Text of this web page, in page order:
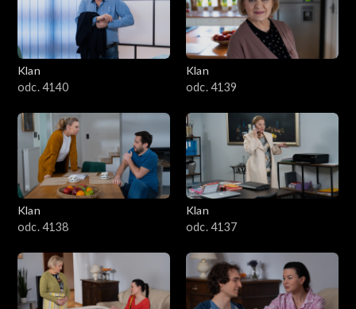
Klan
odc. 4140
Klan
odc. 4139
Klan
odc. 4138
Klan
odc. 4137